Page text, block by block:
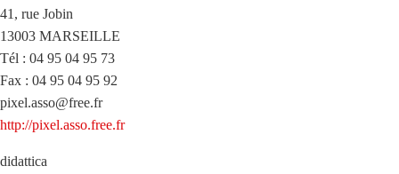
41, rue Jobin
13003 MARSEILLE
Tél : 04 95 04 95 73
Fax : 04 95 04 95 92
pixel.asso@free.fr
http://pixel.asso.free.fr
didattica